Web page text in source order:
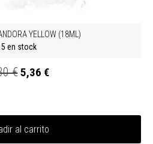
YELLOW (18ML)
5 en stock
€5,36 €
al carrito